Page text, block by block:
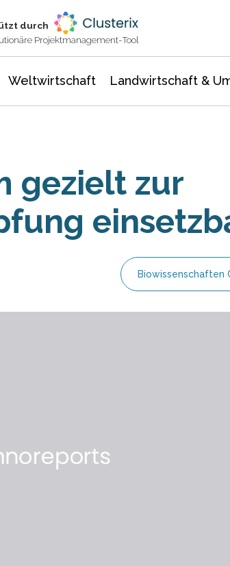
durch
Projektmanagement-Tool
Weltwirtschaft Landwirtschaft &
gezielt zur
Biowissenschaften